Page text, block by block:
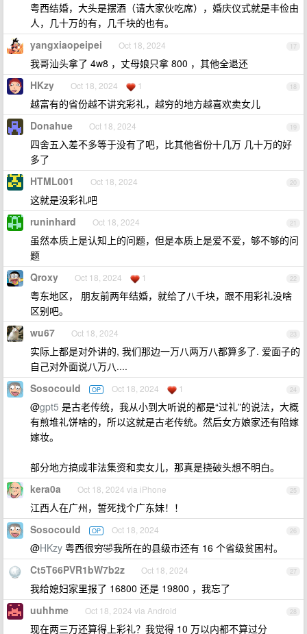
粤西结婚，大头是摆酒（请大家伙吃席），婚庆仪式就是丰俭由
人，几十万的有，几千块的也有。
17
yangxiaopeipei Oct 18, 2024
我哥汕头拿了 4w8 ，丈母娘只拿 800 ，其他全退还
18
HKzy Oct 18, 2024 1
越富有的省份越不讲究彩礼，越穷的地方越喜欢卖女儿
19
Donahue Oct 18, 2024
四舍五入差不多等于没有了吧，比其他省份十几万 几十万的好
多了
20
HTML001 Oct 18, 2024
这就是没彩礼吧
21
runinhard Oct 18, 2024
虽然本质上是认知上的问题，但是本质上是爱不爱，够不够的问
题
22
Qroxy Oct 18, 2024 1
粤东地区， 朋友前两年结婚，就给了八千块，跟不用彩礼没啥
区别吧。
23
wu67 Oct 18, 2024
实际上都是对外讲的, 我们那边一万八两万八都算多了. 爱面子的
自己对外面说八万八....
24
Sosocould OP Oct 18, 2024 1
@gpt5 是古老传统，我从小到大听说的都是“过礼”的说法，大概
有煎堆礼饼啥的，所以这就是古老传统。然后女方娘家还有陪嫁
嫁妆。
部分地方搞成非法集资和卖女儿，那真是挠破头想不明白。
25
kera0a Oct 18, 2024 via iPhone
江西人在广州，誓死找个广东妹！！
26
Sosocould OP Oct 18, 2024
@HKzy 粤西很穷🤣我所在的县级市还有 16 个省级贫困村。
27
Ct5T66PVR1bW7b2z Oct 18, 2024
我给媳妇家里报了 16800 还是 19800 ，我忘了
28
uuhhme Oct 18, 2024 via Android
现在两三万还算得上彩礼？我觉得 10 万以内都不算过分